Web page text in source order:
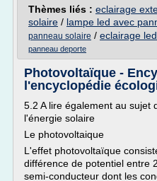
Thèmes liés : eclairage
solaire / lampe led avec
panneau solaire / eclairage
panneau deporte
Photovoltaïque -
l'encyclopédie
5.2 A lire également au sujet
l'énergie solaire
Le photovoltaique
L'effet photovoltaïque
différence de potentiel entre
semi-conducteur dont les